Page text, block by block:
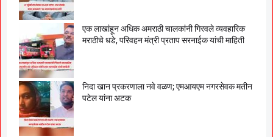
एक लाखांहून अधिक अमराठी चालकांनी गिरवले व्यवहारिक
मराठीचे धडे, परिवहन मंत्री प्रताप सरनाईक यांची माहिती
निदा खान प्रकरणाला नवे वळण; एमआयएम नगरसेवक मतीन
पटेल यांना अटक